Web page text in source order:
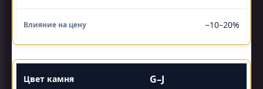
−10–20%
G–J